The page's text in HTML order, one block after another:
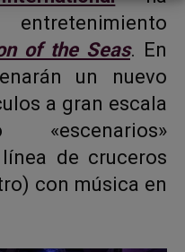
of the Seas. En
un nuevo
a gran escala
de cruceros
con música en